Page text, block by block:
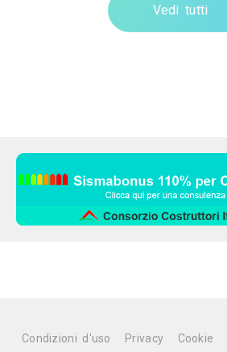
Vedi tutti
Condizioni d'uso Privacy Cookie